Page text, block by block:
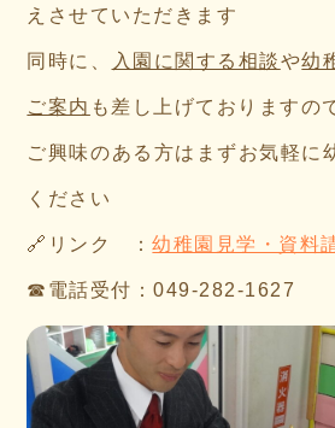
えさせていただきます
同時に、 入園に関する相談や幼
ご案内 も差し上げておりますの
ご興味のある方はまずお気軽に
ください
🔗リンク ：幼稚園見学・資料
☎電話受付：049-282-1627